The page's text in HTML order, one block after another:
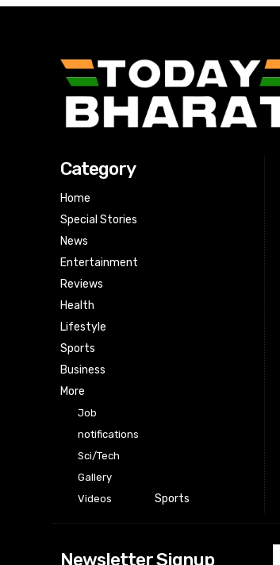
Category
Home
Special Stories
News
Entertainment
Reviews
Health
Lifestyle
Sports
Business
More
Job
notifications
Sci/Tech
Gallery
Videos
Sports
Newsletter Signup